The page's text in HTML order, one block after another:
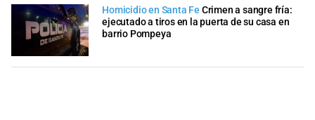
Homicidio en Santa Fe Crimen a sangre fría:
ejecutado a tiros en la puerta de su casa en
barrio Pompeya